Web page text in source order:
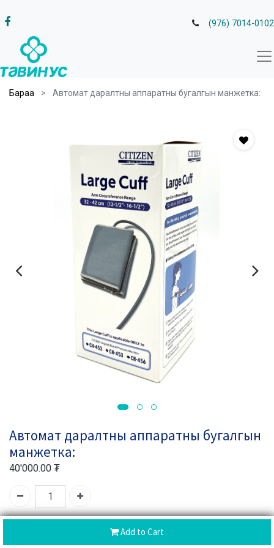
(976) 7014-0102
Бараа Автомат даралтны аппаратны бугалгын манжетка:
Add to Cart
Автомат даралтны аппаратны бугалгын
манжетка:
40'000.00 ₮